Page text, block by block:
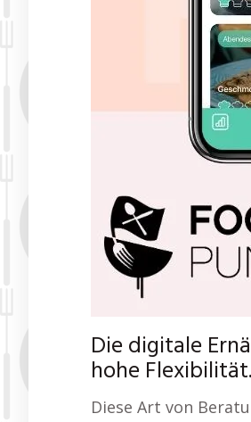
Die digitale
hohe Flexibilität.
Diese Art von